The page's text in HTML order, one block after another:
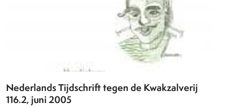
Nederlands Tijdschrift tegen de Kwakzalverij
116.2, juni 2005